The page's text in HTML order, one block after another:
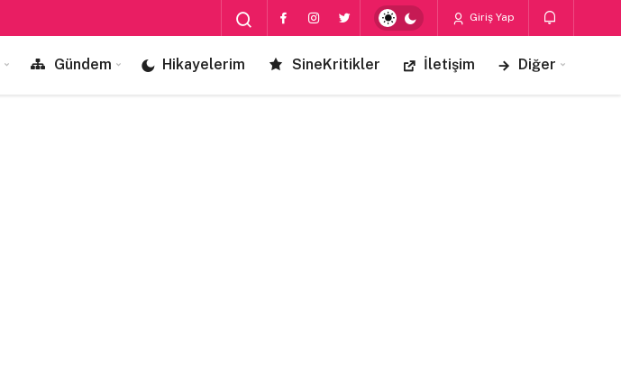
Giriş Yap
Gündem Hikayelerim SineKritikler İletişim Diğer